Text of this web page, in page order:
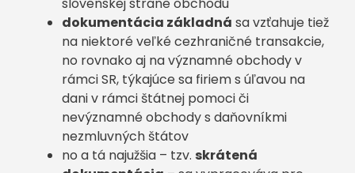
dokumentácia základná sa vzťahuje tiež
na niektoré veľké cezhraničné transakcie,
no rovnako aj na významné obchody v
rámci SR, týkajúce sa firiem s úľavou na
dani v rámci štátnej pomoci či
nevýznamné obchody s daňovníkmi
nezmluvných štátov
no a tá najužšia – tzv. skrátená